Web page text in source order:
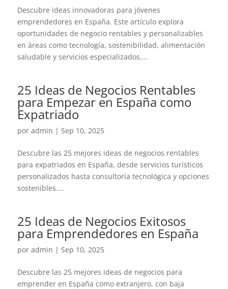
Descubre ideas innovadoras para jóvenes
emprendedores en España. Este artículo explora
oportunidades de negocio rentables y personalizables
en áreas como tecnología, sostenibilidad, alimentación
saludable y servicios especializados....
25 Ideas de Negocios Rentables
para Empezar en España como
Expatriado
por admin | Sep 10, 2025
Descubre las 25 mejores ideas de negocios rentables
para expatriados en España, desde servicios turísticos
personalizados hasta consultoría tecnológica y opciones
sostenibles....
25 Ideas de Negocios Exitosos
para Emprendedores en España
por admin | Sep 10, 2025
Descubre las 25 mejores ideas de negocios para
emprender en España como extranjero, con baja